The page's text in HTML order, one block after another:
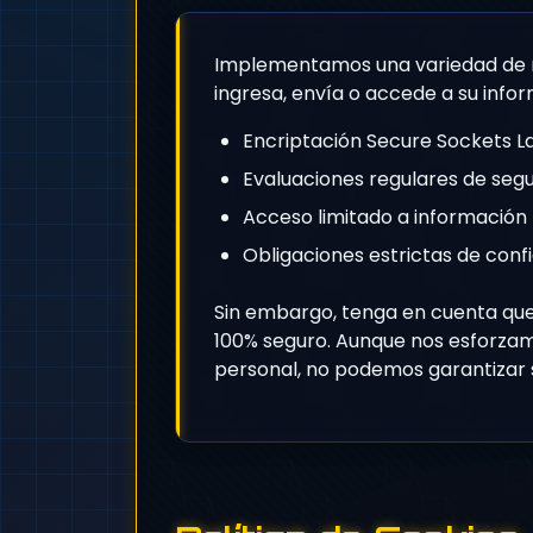
Implementamos una variedad
ingresa, envía o accede a su
Encriptación Secure Sockets
Evaluaciones regulares de
Acceso limitado a
Obligaciones estrictas de
Sin embargo, tenga en cuenta
100% seguro. Aunque nos
personal, no podemos garantizar